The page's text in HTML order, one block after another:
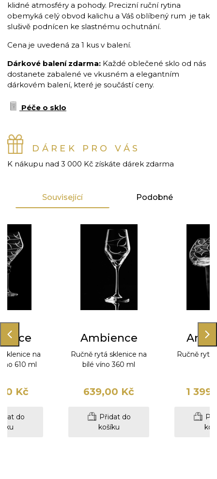
klidné atmosféry a pohody. Precizní ruční rytina
obemyká celý obvod kalichu a Váš oblíbený rum je tak
slušivě podnícen ke slastnému ochutnání.
Cena je uvedená za 1 kus v balení.
Dárkové balení zdarma: Každé oblečené sklo od nás
dostanete zabalené ve vkusném a elegantním
dárkovém balení, které je součástí ceny.
Péče o sklo
DÁREK PRO VÁS
K nákupu nad 3 000 Kč získáte dárek zdarma
Související Podobné
sklenice na
610 ml
Kč
do
Ambience
Ručně rytá sklenice na
bílé víno 360 ml
639,00 Kč
Přidat do
košíku
Ručně rytá
1